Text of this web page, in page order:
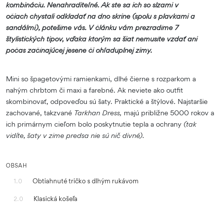
kombináciu. Nenahraditeľné. Ak ste sa ich so slzami v
očiach chystali odkladať na dno skrine (spolu s plavkami a
sandálmi), potešíme vás. V článku vám prezradíme 7
štylistických tipov, vďaka ktorým sa šiat nemusíte vzdať ani
počas začínajúcej jesene či ohľaduplnej zimy.
Mini so špagetovými ramienkami, dlhé čierne s rozparkom a
nahým chrbtom či maxi a farebné. Ak neviete ako outfit
skombinovať, odpoveďou sú šaty. Praktické a štýlové. Najstaršie
zachované, takzvané Tarkhan Dress, majú približne 5000 rokov a
ich primárnym cieľom bolo poskytnutie tepla a ochrany (tak
vidíte, šaty v zime predsa nie sú nič divné).
OBSAH
1.0 Obtiahnuté tričko s dlhým rukávom
2.0 Klasická košeľa